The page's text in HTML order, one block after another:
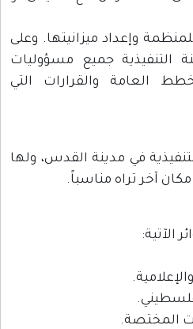
وإعداد ميزانيتها. وعلى
التنفيذية جميع مسؤوليات
العامة والقرارات التي
في مدينة القدس، ولها
آخر تراه مناسباً.
الآتية:
المختصة.